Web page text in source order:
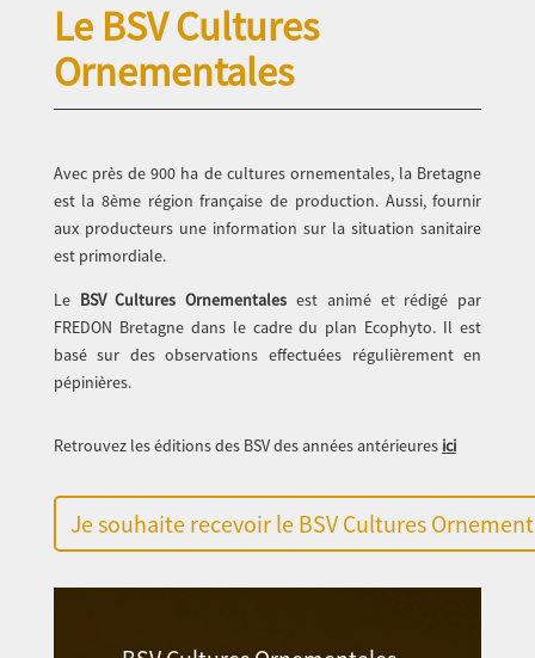
Le BSV Cultures
Ornementales
Avec près de 900 ha de cultures ornementales, la Bretagne
est la 8ème région française de production. Aussi, fournir
aux producteurs une information sur la situation sanitaire
est primordiale.
Le BSV Cultures Ornementales est animé et rédigé par
FREDON Bretagne dans le cadre du plan Ecophyto. Il est
basé sur des observations effectuées régulièrement en
pépinières.
Retrouvez les éditions des BSV des années antérieures ici
Je souhaite recevoir le BSV Cultures